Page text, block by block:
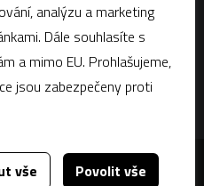
soud v Brně, oddíl C,
stojídgstudio.
analýzu a marketing
s
a mimo EU. Prohlašujeme,
jsou zabezpečeny proti
vše Povolit vše